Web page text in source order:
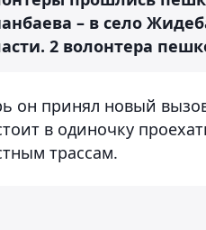
– в село
2 волонтера
он принял новый
в одиночку
трассам.